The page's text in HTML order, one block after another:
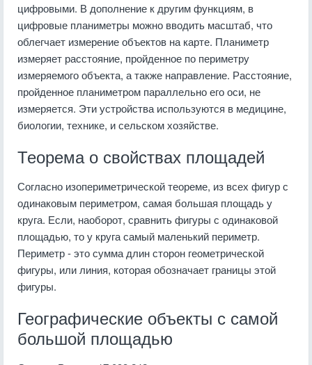
цифровыми. В дополнение к другим функциям, в
цифровые планиметры можно вводить масштаб, что
облегчает измерение объектов на карте. Планиметр
измеряет расстояние, пройденное по периметру
измеряемого объекта, а также направление. Расстояние,
пройденное планиметром параллельно его оси, не
измеряется. Эти устройства используются в медицине,
биологии, технике, и сельском хозяйстве.
Теорема о свойствах площадей
Согласно изопериметрической теореме, из всех фигур с
одинаковым периметром, самая большая площадь у
круга. Если, наоборот, сравнить фигуры с одинаковой
площадью, то у круга самый маленький периметр.
Периметр - это сумма длин сторон геометрической
фигуры, или линия, которая обозначает границы этой
фигуры.
Географические объекты с самой
большой площадью